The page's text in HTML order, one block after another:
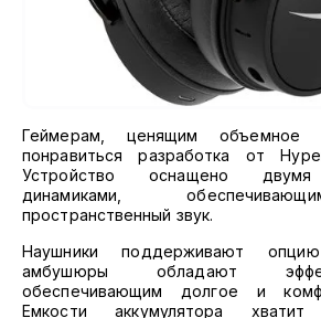
Геймерам, ценящим объемное
понравиться разработка от
Устройство оснащено двумя
динамиками,
пространственный звук.
Наушники поддерживают
амбушюры обладают
обеспечивающим долгое и
Емкости аккумулятора